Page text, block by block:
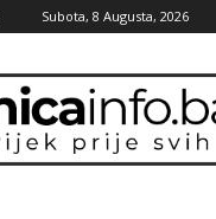
Subota, 8 Augusta, 2026
zenicainfo.ba